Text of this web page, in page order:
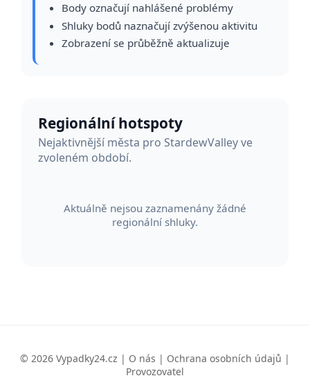
Body označují nahlášené problémy
Shluky bodů naznačují zvýšenou aktivitu
Zobrazení se průběžně aktualizuje
Regionální hotspoty
Nejaktivnější města pro StardewValley ve
zvoleném období.
Aktuálně nejsou zaznamenány žádné
regionální shluky.
© 2026 Vypadky24.cz | O nás | Ochrana osobních údajů |
Provozovatel